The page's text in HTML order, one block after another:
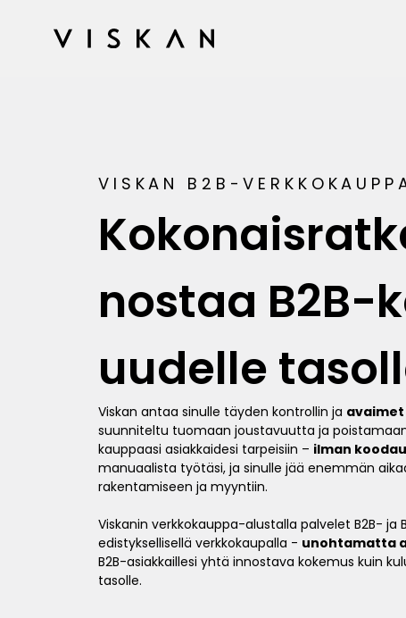
VISKAN B2B-
nostaa B2B-
uudelle
Viskan antaa sinulle täyden kontrollin ja avaimet
suunniteltu tuomaan joustavuutta ja
kauppaasi asiakkaidesi tarpeisiin – ilman
manuaalista työtäsi, ja sinulle jää enemmän
rakentamiseen ja myyntiin.
Viskanin verkkokauppa-alustalla palvelet B2B- ja
edistyksellisellä verkkokaupalla - unohtamatta
B2B-asiakkaillesi yhtä innostava kokemus kuin
tasolle.